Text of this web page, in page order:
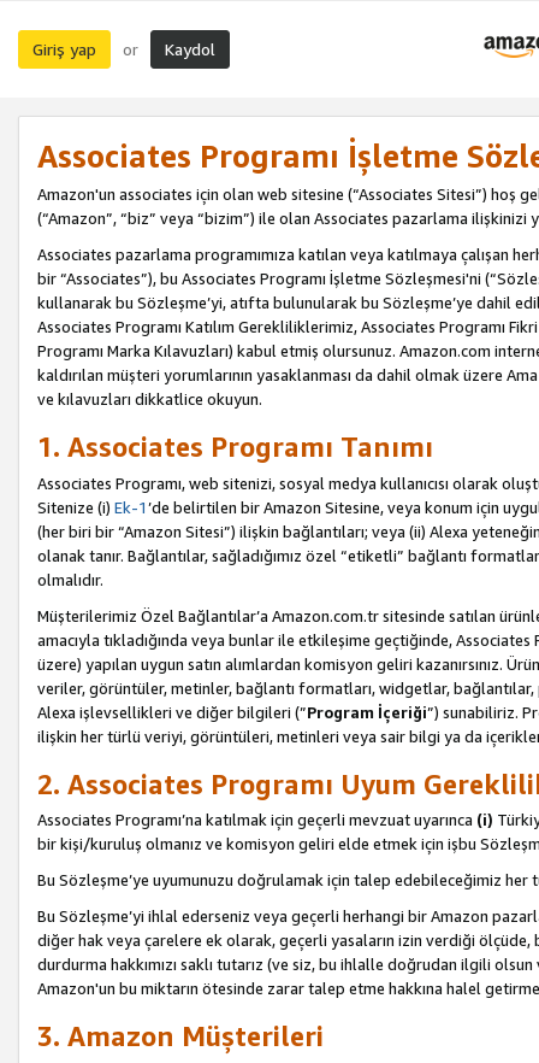
Giriş yap or Kaydol
Associates Programı İşletme
Amazon'un associates için olan web sitesine (“Associates Sitesi”) hoş
(“Amazon”, “biz” veya “bizim”) ile olan Associates pazarlama ilişkinizi
Associates pazarlama programımıza katılan veya katılmaya çalışan
bir “Associates”), bu Associates Programı İşletme Sözleşmesi'ni
kullanarak bu Sözleşme’yi, atıfta bulunularak bu Sözleşme’ye dahil
Associates Programı Katılım Gerekliliklerimiz, Associates Programı
Programı Marka Kılavuzları) kabul etmiş olursunuz. Amazon.com
kaldırılan müşteri yorumlarının yasaklanması da dahil olmak üzere
ve kılavuzları dikkatlice okuyun.
1. Associates Programı Tanımı
Associates Programı, web sitenizi, sosyal medya kullanıcısı olarak
Sitenize (i) Ek-1’de belirtilen bir Amazon Sitesine, veya konum için
(her biri bir “Amazon Sitesi”) ilişkin bağlantıları; veya (ii) Alexa
olanak tanır. Bağlantılar, sağladığımız özel “etiketli” bağlantı
olmalıdır.
Müşterilerimiz Özel Bağlantılar’a Amazon.com.tr sitesinde satılan
amacıyla tıkladığında veya bunlar ile etkileşime geçtiğinde,
üzere) yapılan uygun satın alımlardan komisyon geliri kazanırsınız.
veriler, görüntüler, metinler, bağlantı formatları, widgetlar,
Alexa işlevsellikleri ve diğer bilgileri (”Program İçeriği”) sunabiliriz.
ilişkin her türlü veriyi, görüntüleri, metinleri veya sair bilgi ya da içerikleri
2. Associates Programı Uyum
Associates Programı’na katılmak için geçerli mevzuat uyarınca (i)
bir kişi/kuruluş olmanız ve komisyon geliri elde etmek için işbu
Bu Sözleşme’ye uyumunuzu doğrulamak için talep edebileceğimiz
Bu Sözleşme’yi ihlal ederseniz veya geçerli herhangi bir Amazon
diğer hak veya çarelere ek olarak, geçerli yasaların izin verdiği
durdurma hakkımızı saklı tutarız (ve siz, bu ihlalle doğrudan ilgili
Amazon'un bu miktarın ötesinde zarar talep etme hakkına halel
3. Amazon Müşterileri